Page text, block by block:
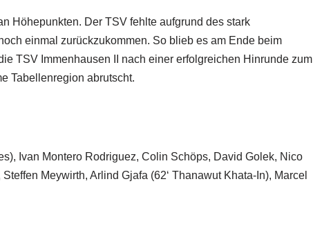
Höhepunkten. Der TSV fehlte aufgrund des stark
einmal zurückzukommen. So blieb es am Ende beim
TSV Immenhausen II nach einer erfolgreichen Hinrunde zum
Tabellenregion abrutscht.
Ivan Montero Rodriguez, Colin Schöps, David Golek, Nico
Meywirth, Arlind Gjafa (62‘ Thanawut Khata-In), Marcel